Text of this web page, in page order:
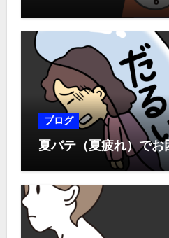
ブログ
夏バテ（夏疲れ）でお